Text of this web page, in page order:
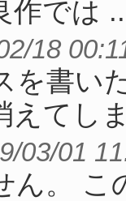
作では
18
を書い
えてし
03/01
ん。 こ